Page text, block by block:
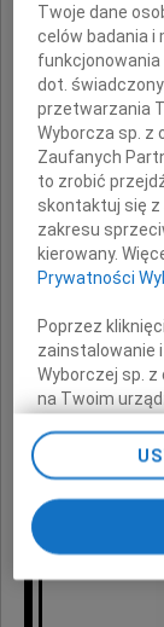
Twoje dane
celów badania
funkcjonowania
dot.
przetwarzania
Wyborcza sp. z
Zaufanych
to zrobić
skontaktuj się
zakresu
kierowany.
Prywatności
Poprzez
zainstalowanie
Wyborczej sp. z
na Twoim
ponownie
preferencjami
odnośnik
przechodząc
Zmiana